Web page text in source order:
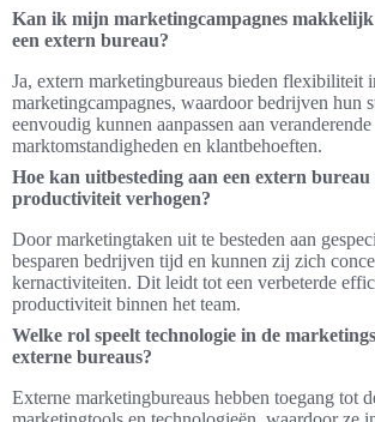
Kan ik mijn marketingcampagnes makkelijk
een extern bureau?
Ja, extern marketingbureaus bieden flexibiliteit
marketingcampagnes, waardoor bedrijven hun
eenvoudig kunnen aanpassen aan veranderende
marktomstandigheden en klantbehoeften.
Hoe kan uitbesteding aan een extern
productiviteit verhogen?
Door marketingtaken uit te besteden aan
besparen bedrijven tijd en kunnen zij zich
kernactiviteiten. Dit leidt tot een verbeterde
productiviteit binnen het team.
Welke rol speelt technologie in de
externe bureaus?
Externe marketingbureaus hebben toegang tot